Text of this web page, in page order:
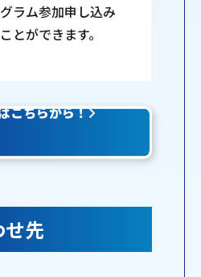
ラム参加申し込み
とができます。
こちらから！
先